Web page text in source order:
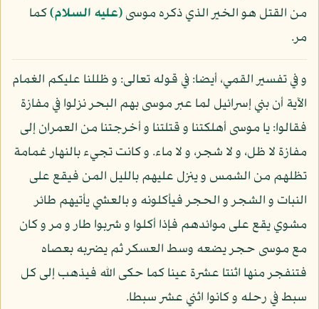
من القتل هو الخير الذي ذكره موسى(عليه السلام)كما
مر.
و في تفسير القمي، أيضا: في قوله تعالى: و ظللنا عليكم الغمام
الآية أن بني إسرائيل لما عبر موسى بهم البحر نزلوا في مفازة
فقالوا: يا موسى أهلكتنا و قتلتنا و أخرجتنا من العمران إلى
مفازة لا ظل، و لا شجر، و لا ماء. و كانت تجيء بالنهار غمامة
تظلهم من الشمس و ينزل عليهم بالليل المن فيقع على
النبات و الشجر و الحجر فيأكلونه و بالعشي يأتيهم طائر
مشوي يقع على موائدهم فإذا أكلوا و شربوا طار و مر و كان
مع موسى حجر يضعه وسط العسكر ثم يضربه بعصاه
فتنفجر منها اثنتا عشرة عينا كما حكى الله فيذهب إلى كل
سبط في رحله و كانوا اثني عشر سبطا.